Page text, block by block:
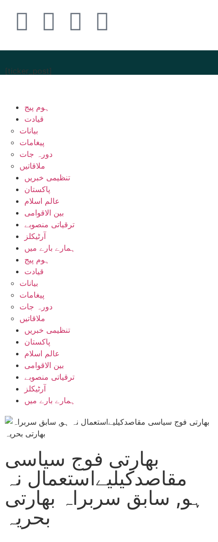
[ticker_post]
ہوم پیج
قیادت
بیانات
پیغامات
دورہ جات
ملاقاتیں
تنظیمی خبریں
پاکستان
عالم اسلام
بین الاقوامی
ترقیاتی منصوبے
آرٹیکلز
ہمارے بارے میں
ہوم پیج
قیادت
بیانات
پیغامات
دورہ جات
ملاقاتیں
تنظیمی خبریں
پاکستان
عالم اسلام
بین الاقوامی
ترقیاتی منصوبے
آرٹیکلز
ہمارے بارے میں
بھارتی فوج سیاسی
مقاصدکیلیےاستعمال نہ
ہو, سابق سربراہ بھارتی
بحریہ